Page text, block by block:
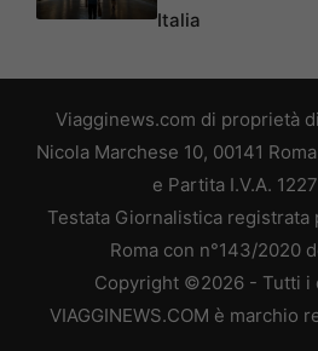
Italia
Viagginews.com di proprietà
Nicola Marchese 10, 00141
e Partita I.V.A.
Testata Giornalistica registrata
Roma con n°143/2020
Copyright ©2026 - Tutti i
VIAGGINEWS.COM è marchio